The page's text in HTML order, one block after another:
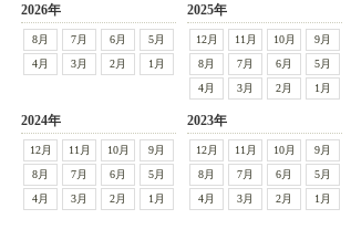
2026年
8月 7月 6月
5月
4月
3月 2月 1月
2025年
12月 11月 10月
9月
8月
7月 6月
5月
4月
3月 2月 1月
2024年
12月 11月 10月
9月
8月
7月 6月
5月
4月
3月 2月 1月
2023年
12月 11月 10月
9月
8月
7月 6月
5月
4月
3月 2月 1月